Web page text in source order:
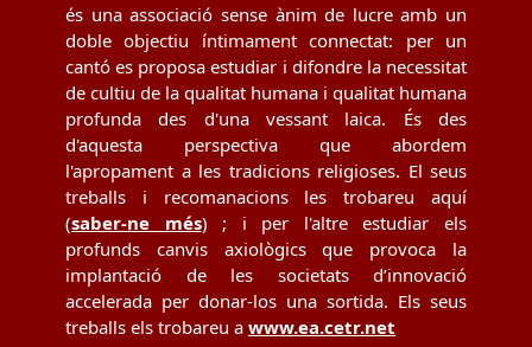
és una associació sense ànim de lucre amb un
doble objectiu íntimament connectat: per un
cantó es proposa estudiar i difondre la necessitat
de cultiu de la qualitat humana i qualitat humana
profunda des d'una vessant laica. És des
d'aquesta perspectiva que abordem
l'apropament a les tradicions religioses. El seus
treballs i recomanacions les trobareu aquí
(saber-ne més) ; i per l'altre estudiar els
profunds canvis axiològics que provoca la
implantació de les societats d’innovació
accelerada per donar-los una sortida. Els seus
treballs els trobareu a www.ea.cetr.net